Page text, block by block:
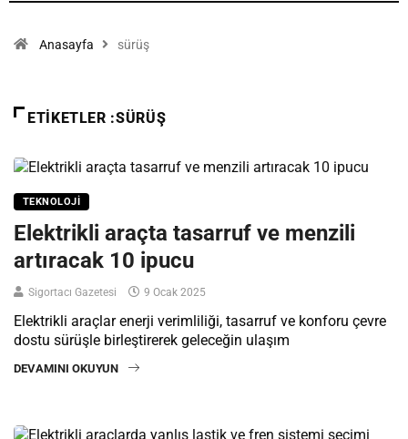
Anasayfa sürüş
ETIKETLER :SÜRÜŞ
TEKNOLOJI
Elektrikli araçta tasarruf ve menzili
artıracak 10 ipucu
Sigortacı Gazetesi 9 Ocak 2025
Elektrikli araçlar enerji verimliliği, tasarruf ve konforu çevre
dostu sürüşle birleştirerek geleceğin ulaşım
DEVAMINI OKUYUN